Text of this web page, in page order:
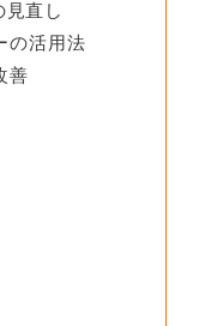
直し
の活用法
善